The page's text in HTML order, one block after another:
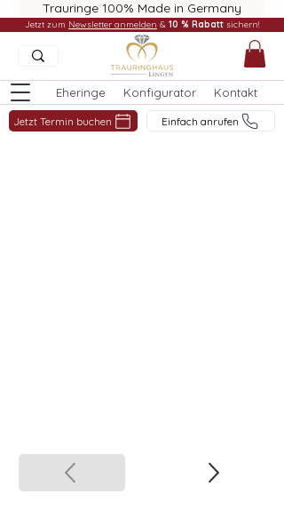
Trauringe 100% Made in Germany
Eheringe Konfigurator Kontakt
Jetzt Termin buchen Einfach anrufen
Jetzt zum Newsletter anmelden & 10 % Rabatt sichern!